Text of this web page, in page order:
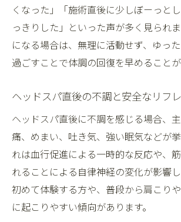
くなった」「施術直後に少しぼーっと
っきりした」といった声が多く見られ
になる場合は、無理に活動せず、ゆっ
過ごすことで体調の回復を早めることが
ヘッドスパ直後の不調と安全なリフ
ヘッドスパ直後に不調を感じる場合、
痛、めまい、吐き気、強い眠気などが
れは血行促進による一時的な反応や、
れることによる自律神経の変化が影響
初めて体験する方や、普段から肩こり
に起こりやすい傾向があります。